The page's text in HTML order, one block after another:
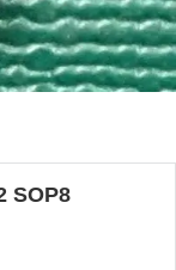
SOP8